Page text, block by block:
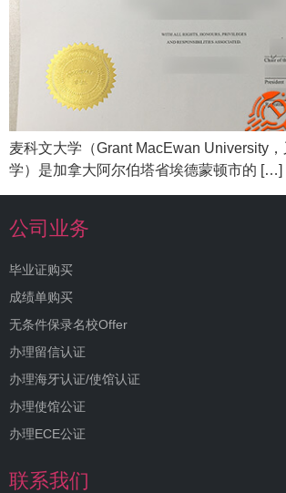
麦科文大学（Grant MacEwan University
学）是加拿大阿尔伯塔省埃德蒙顿市的 […]
公司业务
毕业证购买
成绩单购买
无条件保录名校Offer
办理留信认证
办理海牙认证/使馆认证
办理使馆公证
办理ECE公证
联系我们